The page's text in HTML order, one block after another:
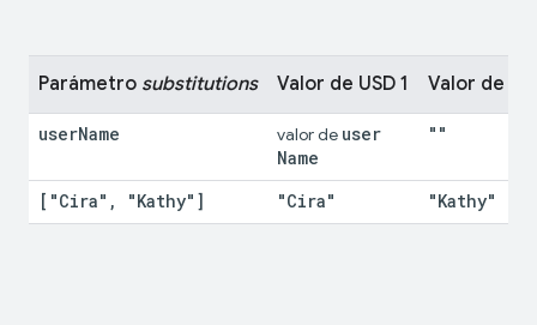
Parámetro substitutions Valor de USD 1 Valor de
userName valor de user
Name
""
["Cira" , "Kathy"] "Cira" "Kathy"